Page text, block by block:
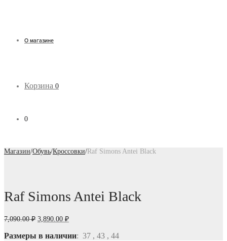
О магазине
Корзина 0
0
Магазин/Обувь/Кроссовки/ Raf Simons Antei Black
Raf Simons Antei Black
7,090.00₽ Первоначальная
составляла
3,890.00 ₽Текущая
3,890.00 ₽.
Размеры в наличии: 37 , 43 , 44